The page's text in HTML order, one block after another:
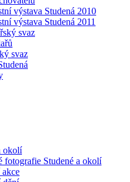
výstava Studená 2010
výstava Studená 2011
svaz
svaz
okolí
fotografie Studené a okolí